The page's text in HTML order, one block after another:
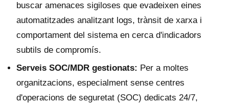
buscar amenaces sigiloses que evadeixen eines
automatitzades analitzant logs, trànsit de xarxa i
comportament del sistema en cerca d'indicadors
subtils de compromís.
Serveis SOC/MDR gestionats: Per a moltes
organitzacions, especialment sense centres
d'operacions de seguretat (SOC) dedicats 24/7,